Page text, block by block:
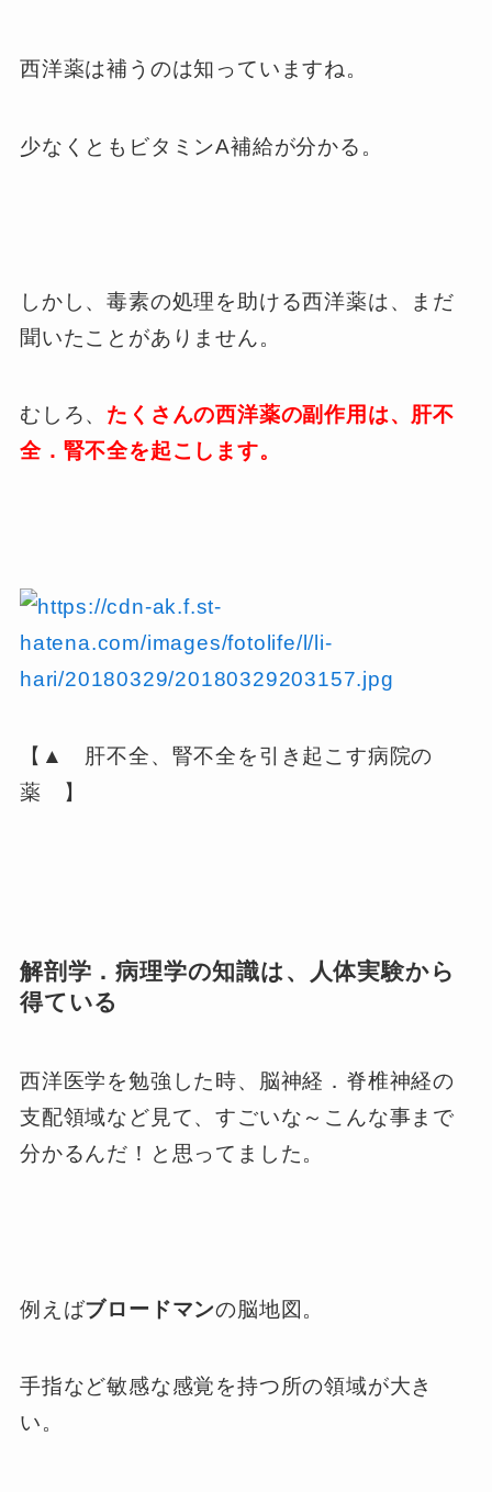
西洋薬は補うのは知っていますね。
少なくともビタミンA補給が分かる。
しかし、毒素の処理を助ける西洋薬は、まだ
聞いたことがありません。
むしろ、 たくさんの西洋薬の副作用は、肝不
全．腎不全を起こします。
【▲ 肝不全、腎不全を引き起こす病院の
薬 】
解剖学．病理学の知識は、人体実験から
得ている
西洋医学を勉強した時、脳神経．脊椎神経の
支配領域など見て、すごいな～こんな事まで
分かるんだ！と思ってました。
例えばブロードマンの脳地図。
手指など敏感な感覚を持つ所の領域が大き
い。